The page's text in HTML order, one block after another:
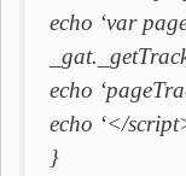
echo ‘var
echo
echo ‘</
}